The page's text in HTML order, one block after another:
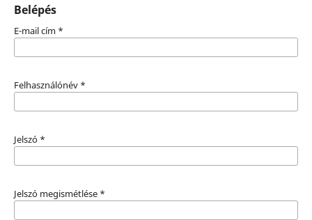
Belépés
E-mail cím *
Felhasználónév *
Jelszó *
Jelszó megismétlése *